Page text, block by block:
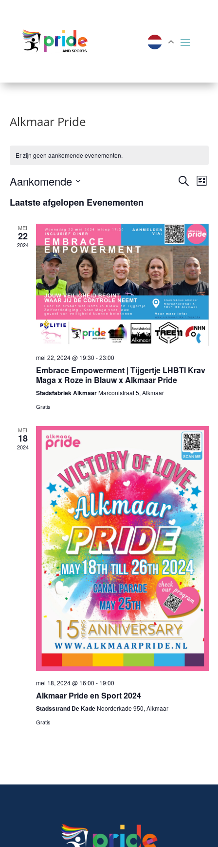
Alkmaar Pride
Er zijn geen aankomende evenementen.
Zoeken
Lijst
Aankomende
een
Laatste afgelopen Evenementen
MEI
22
2024
mei 22, 2024 @ 19:30 -23:00
Embrace Empowerment | Tijgertje LHBTI Krav
Maga x Roze in Blauw x Alkmaar Pride
Stadsfabriek AlkmaarMarconistraat 5, Alkmaar
Gratis
MEI
18
2024
mei 18, 2024 @ 16:00 - 19:00
Alkmaar Pride en Sport 2024
Stadsstrand De Kade Noorderkade 950, Alkmaar
Gratis